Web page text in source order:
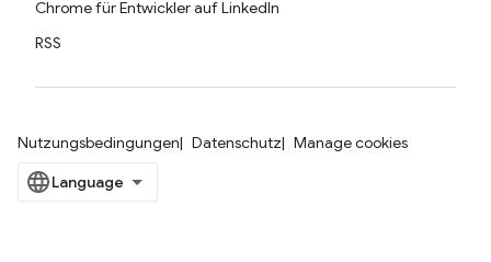
Chrome für Entwickler auf LinkedIn
RSS
Nutzungsbedingungen Datenschutz Manage cookies